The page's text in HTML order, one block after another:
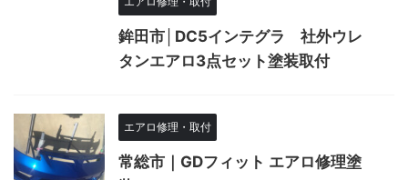
鉾田市│DC5インテグラ 社外ウレ
タンエアロ3点セット塗装取付
エアロ修理・取付
常総市｜GDフィット エアロ修理塗